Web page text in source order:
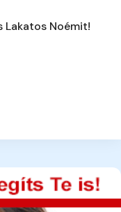
Lakatos Noémit!